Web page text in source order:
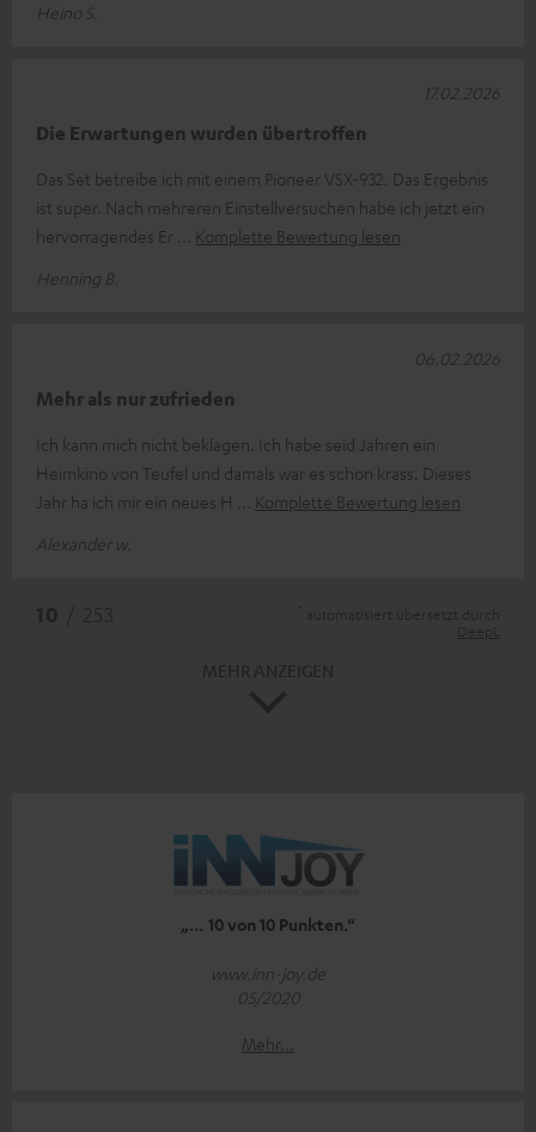
Heino S.
Die Erwartungen wurden übertroffen
Das Set betreibe ich mit einem Pioneer VSX-932. Das Ergebnis
ist super. Nach mehreren Einstellversuchen habe ich jetzt ein
hervorragendes Er
Komplette Bewertung lesen
Henning B.
17.02.2026
Mehr als nur zufrieden
Ich kann mich nicht beklagen. Ich habe seid Jahren ein
Heimkino von Teufel und damals war es schon krass. Dieses
Jahr ha ich mir ein neues H
Komplette Bewertung lesen
Alexander w.
06.02.2026
„… 10 von 10 Punkten.“
www.inn-joy.de
05/2020
Mehr...